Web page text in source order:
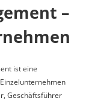
–
ist eine
Geschäftsführer